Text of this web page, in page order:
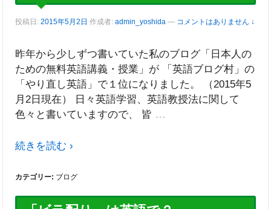
投稿日: 2015年5月2日 作成者: admin_yoshida — コメントはありません ↓
昨年から少しずつ書いていた私のブログ「日本人の
ための無料英語講義・授業」が 「英語ブログ村」の
「やり直し英語」で１位になりました。 （2015年5
月2日現在） 日々英語学習、英語教授法に関して
色々と書いていますので、 皆 …
続きを読む ›
カテゴリー: ブログ